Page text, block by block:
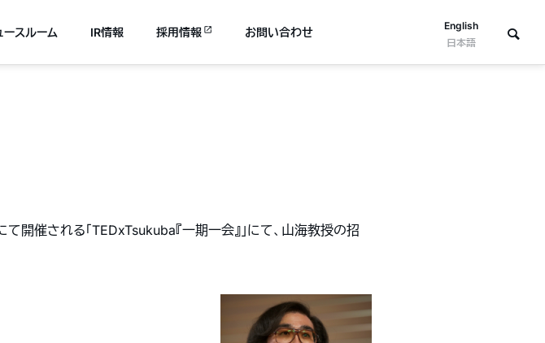
English
日本語
ースルーム IR情報 採用情報 お問い合わせ
て開催される「TEDxTsukuba『一期一会』」にて、山海教授の招